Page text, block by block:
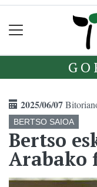
2025/06/07
BERTSO SAIOA
Bertso
Arabako